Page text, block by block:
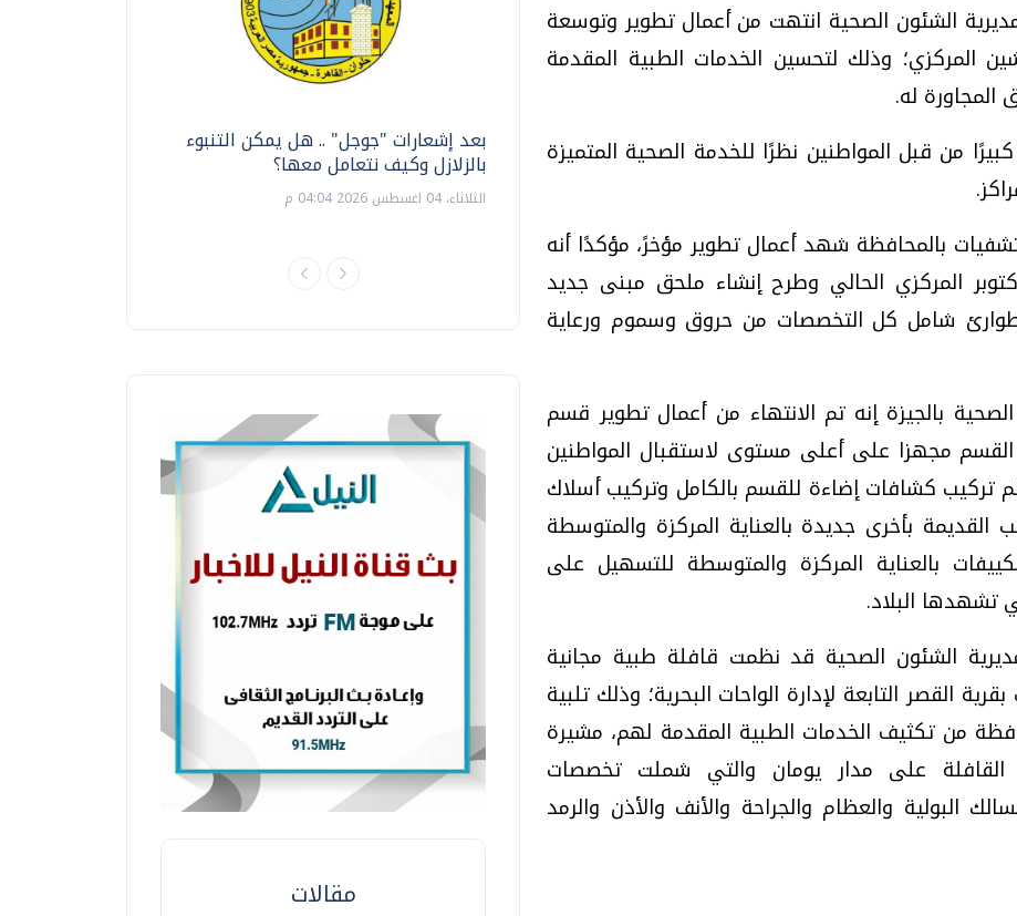
الشئون الصحية انتهت من أعمال تطوير وتوسعة
المركزي؛ وذلك لتحسين الخدمات الطبية المقدمة
المجاورة له.
من قبل المواطنين نظرًا للخدمة الصحية المتميزة
بالمحافظة شهد أعمال تطوير مؤخرً، مؤكدًا أنه
المركزي الحالي وطرح إنشاء ملحق مبنى جديد
شامل كل التخصصات من حروق وسموم ورعاية
بالجيزة إنه تم الانتهاء من أعمال تطوير قسم
مجهزا على أعلى مستوى لاستقبال المواطنين
تركيب كشافات إضاءة للقسم بالكامل وتركيب أسلاك
القديمة بأخرى جديدة بالعناية المركزة والمتوسطة
بالعناية المركزة والمتوسطة للتسهيل على
تشهدها البلاد.
الشئون الصحية قد نظمت قافلة طبية مجانية
القصر التابعة لإدارة الواحات البحرية؛ وذلك تلبية
من تكثيف الخدمات الطبية المقدمة لهم، مشيرة
على مدار يومان والتي شملت تخصصات
البولية والعظام والجراحة والأنف والأذن والرمد
بعد إشعارات "جوجل" .. هل يمكن التنبوء
بالزلازل وكيف نتعامل معها؟
الثلاثاء، 04 اغسطس 2026 04:04 م
دليلك للتنسيق الجامعي .. تساؤلات
وإجابات
تقنيات واعدة
مقالات